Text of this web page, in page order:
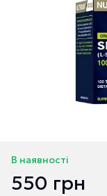
В наявності
550 грн